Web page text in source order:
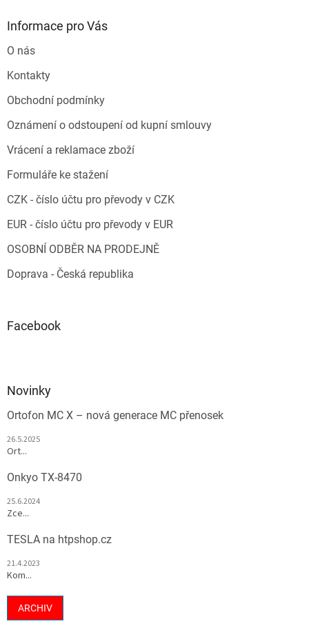
Informace pro Vás
O nás
Kontakty
Obchodní podmínky
Oznámení o odstoupení od kupní smlouvy
Vrácení a reklamace zboží
Formuláře ke stažení
CZK - číslo účtu pro převody v CZK
EUR - číslo účtu pro převody v EUR
OSOBNÍ ODBĚR NA PRODEJNĚ
Doprava - Česká republika
Facebook
Novinky
Ortofon MC X – nová generace MC přenosek
26.5.2025
Ort...
Onkyo TX-8470
25.6.2024
Zce...
TESLA na htpshop.cz
21.4.2023
Kom...
ARCHIV